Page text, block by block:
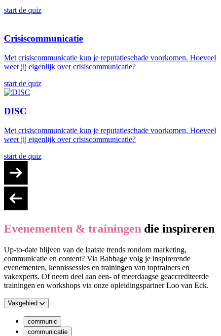
start de quiz
Crisiscommunicatie
Met crisiscommunicatie kun je reputatieschade voorkomen. Hoeveel
weet jij eigenlijk over crisiscommunicatie?
start de quiz
DISC
Met crisiscommunicatie kun je reputatieschade voorkomen. Hoeveel
weet jij eigenlijk over crisiscommunicatie?
start de quiz
Evenementen & trainingen die inspireren
Up-to-date blijven van de laatste trends rondom marketing,
communicatie en content? Via Babbage volg je inspirerende
evenementen, kennissessies en trainingen van toptrainers en
vakexperts. Of neem deel aan een- of meerdaagse geaccrediteerde
trainingen en workshops via onze opleidingspartner Loo van Eck.
Vakgebied
communic
communicatie